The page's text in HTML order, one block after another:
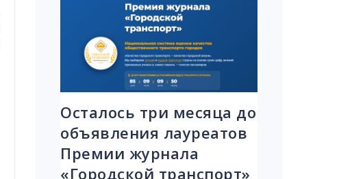
Осталось три месяца до
объявления лауреатов
Премии журнала
«Городской транспорт»